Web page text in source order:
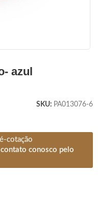
azul
SKU: PA013076-6
cotação
conosco pelo